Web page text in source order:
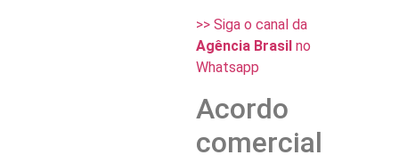
>> Siga o canal da
Agência Brasil no
Whatsapp
Acordo
comercial